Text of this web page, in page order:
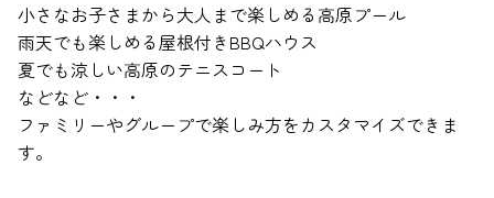
小さなお子さまから大人まで楽しめる高原プール
雨天でも楽しめる屋根付きBBQハウス
夏でも涼しい高原のテニスコート
などなど・・・
ファミリーやグループで楽しみ方をカスタマイズできま
す。